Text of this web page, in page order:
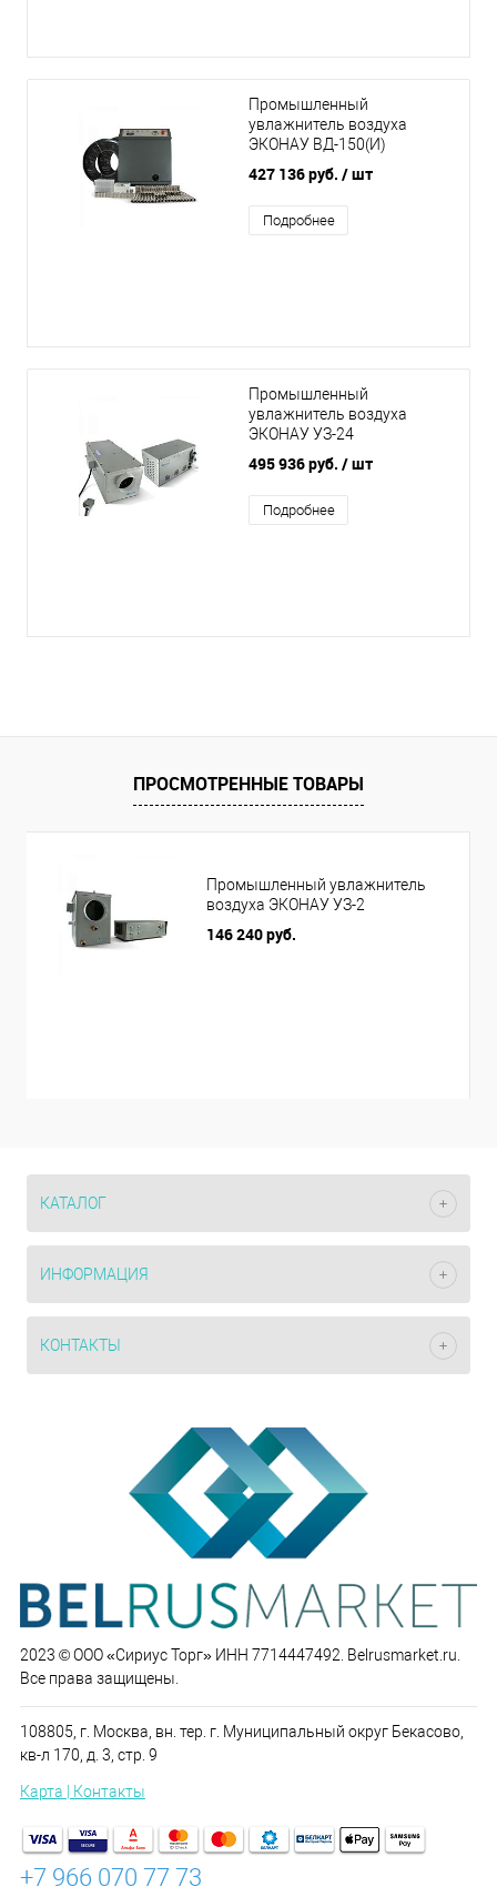
Промышленный
увлажнитель воздуха
ЭКОНАУ ВД-150(И)
427 136 руб. / шт
Подробнее
Промышленный
увлажнитель воздуха
ЭКОНАУ УЗ-24
495 936 руб. / шт
Подробнее
ПРОСМОТРЕННЫЕ ТОВАРЫ
Промышленный увлажнитель
воздуха ЭКОНАУ УЗ-2
146 240 руб.
КАТАЛОГ
ИНФОРМАЦИЯ
КОНТАКТЫ
2023 © ООО «Сириус Торг» ИНН 7714447492. Belrusmarket.ru.
Все права защищены.
108805, г. Москва, вн. тер. г. Муниципальный округ Бекасово,
кв-л 170, д. 3, стр. 9
Карта | Контакты
+7 966 070 77 73